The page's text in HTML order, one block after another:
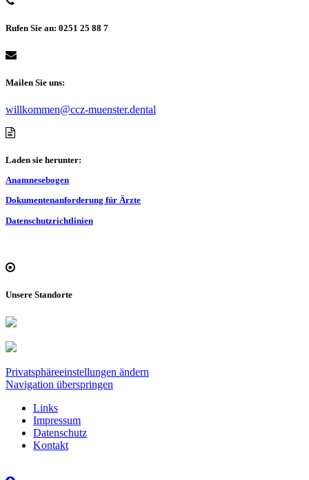
Rufen Sie an: 0251 25 88 7
Mailen Sie uns:
willkommen@ccz-muenster.dental
Laden sie herunter:
Anamnesebogen
Dokumentenanforderung für Ärzte
Datenschutzrichtlinien
Unsere Standorte
Privatsphäreeinstellungen ändern
Navigation überspringen
Links
Impressum
Datenschutz
Kontakt